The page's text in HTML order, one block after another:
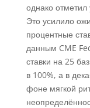
однако
Это усилило
процентные
данным CME
ставки на 25
в 100%, а в
фоне мягкой